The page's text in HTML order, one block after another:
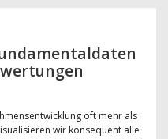
oft mehr als
wir konsequent alle